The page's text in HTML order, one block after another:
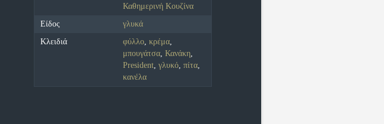
Καθημερινή Κουζίνα
Είδος
γλυκά
Κλειδιά
φύλλο,κρέμα,
μπουγάτσα,Κανάκη,
President,γλυκό,πίτα,
κανέλα